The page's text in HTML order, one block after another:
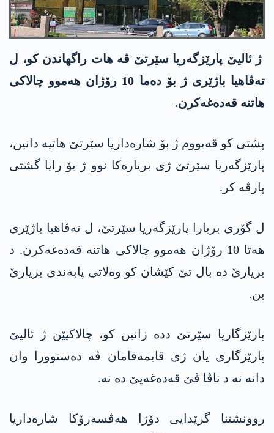
ژ ئالیێ پارێزگەریا سێرتێ ڤە ھات راگھاندن کو، ل
تەڤاھیا باژێری ژ بۆ دەما 10 رۆژان ھەموو چالاکی
ھاتنە قەدەغەکرن.
پشتی کو قەیووم ژ بۆ شارەداریا سێرتێ ھاتیە دانین،
پارێزگەریا سێرتێ ژی بریارەکا نوو ژ بۆ رایا گشتی
پارڤە کر.
ل گۆری بریارا پارێزگەریا سێرتێ، ل تەڤاھیا باژێری
ھەتا 10 رۆژان ھەموو چالاکی ھاتنە قەدەغەکرن. د
بریارێ دە بال تێ کێشان کو وەلاتی پابەندی بریارێ
بن.
پارێزگاریا سێرتێ ددە زانین کو، چالاکیێن ژ ئالیێ
پارێزگاری یان ژی قایمەقامان ڤە دەستوورا وان
دانە نە د ناڤا ڤێ قەدەغەیێ دە نە.
روونشتنا گرێدایی دۆزا ھەڤسەرۆکا شارەداریا